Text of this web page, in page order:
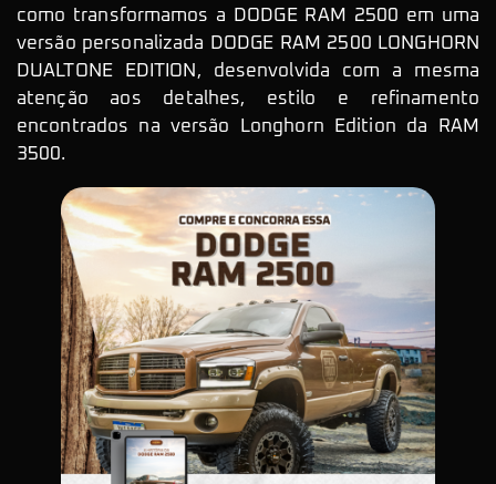
como transformamos a DODGE RAM 2500 em uma
versão personalizada DODGE RAM 2500 LONGHORN
DUALTONE EDITION, desenvolvida com a mesma
atenção aos detalhes, estilo e refinamento
encontrados na versão Longhorn Edition da RAM
3500.